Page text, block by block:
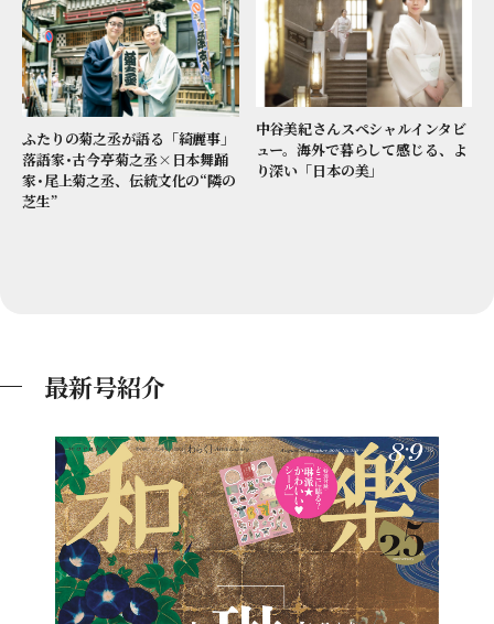
ふたりの菊之丞が語る「綺麗事」
落語家･古今亭菊之丞×日本舞踊
家･尾上菊之丞、伝統文化の“隣の
芝生”
中谷美紀さんスペシャルインタビ
ュー。海外で暮らして感じる、よ
り深い「日本の美」
最新号紹介